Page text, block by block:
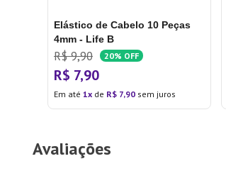
Elástico de Cabelo 10 Peças
4mm - Life B
R$ 9,90 20% OFF
R$ 7,90
Em até 1 de R$ 7,90sem juros
Avaliações